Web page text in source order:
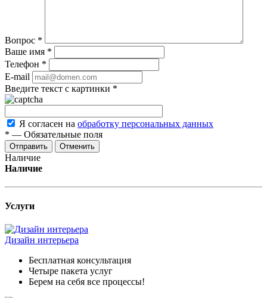
Вопрос *
Ваше имя *
Телефон *
E-mail
Введите текст с картинки *
Я согласен на обработку персональных данных
* — Обязательные поля
Отменить
Наличие
Наличие
Услуги
Дизайн интерьера
Бесплатная консультация
Четыре пакета услуг
Берем на себя все процессы!